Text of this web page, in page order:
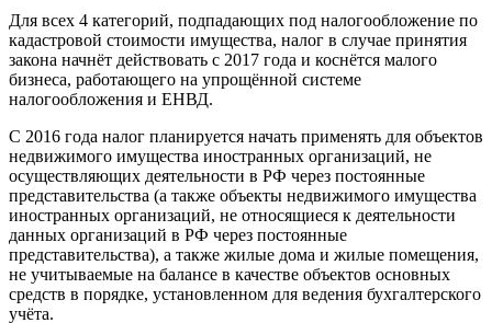
Для всех 4 категорий, подпадающих под налогообложение по
кадастровой стоимости имущества, налог в случае принятия
закона начнёт действовать с 2017 года и коснётся малого
бизнеса, работающего на упрощённой системе
налогообложения и ЕНВД.
С 2016 года налог планируется начать применять для объектов
недвижимого имущества иностранных организаций, не
осуществляющих деятельности в РФ через постоянные
представительства (а также объекты недвижимого имущества
иностранных организаций, не относящиеся к деятельности
данных организаций в РФ через постоянные
представительства), а также жилые дома и жилые помещения,
не учитываемые на балансе в качестве объектов основных
средств в порядке, установленном для ведения бухгалтерского
учёта.